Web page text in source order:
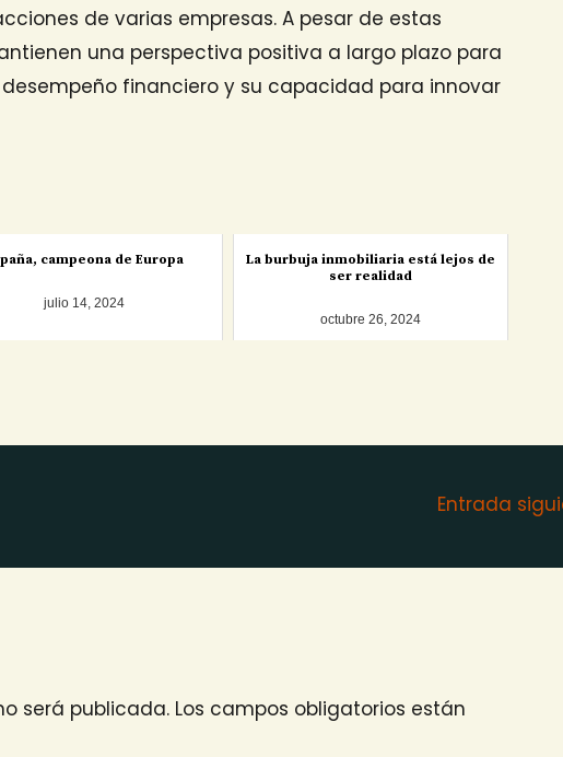
de varias empresas. A pesar de estas
una perspectiva positiva a largo plazo para
financiero y su capacidad para innovar
campeona de Europa
julio 14, 2024
La burbuja inmobiliaria está lejos de
ser realidad
octubre 26, 2024
Entrada
será publicada. Los campos obligatorios están